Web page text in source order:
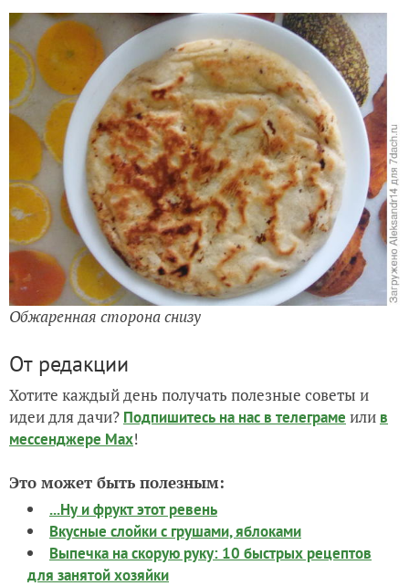
Обжаренная сторона снизу
От редакции
Хотите каждый день получать полезные советы и
идеи для дачи? Подпишитесь на нас в телеграме или в
мессенджере Max!
Это может быть полезным:
...Ну и фрукт этот ревень
Вкусные слойки с грушами, яблоками
Выпечка на скорую руку: 10 быстрых рецептов
для занятой хозяйки